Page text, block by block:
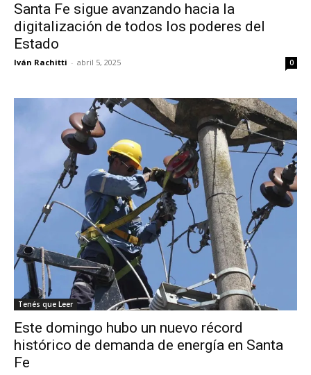
Santa Fe sigue avanzando hacia la
digitalización de todos los poderes del
Estado
Iván Rachitti - abril 5, 2025 0
Tenés que Leer
Este domingo hubo un nuevo récord
histórico de demanda de energía en Santa
Fe